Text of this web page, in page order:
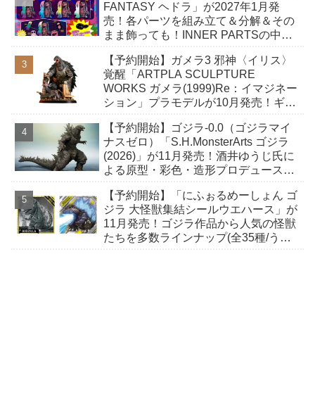
FANTASY ヘドラ」が2027年1月発
売！各パーツを組み立て＆分解＆その
まま飾っても！INNER PARTSの中に
【予約開始】ガメラ3 邪神〈イリス〉
覚醒「ARTPLA SCULPTURE
WORKS ガメラ(1999)Re：イマジネー
ション」プラモデルが10月発売！ギャ
緊迫の瞬間！
【予約開始】ゴジラ-0.0（ゴジラマイ
ナスゼロ）「S.H.MonsterArts ゴジラ
(2026)」が11月発売！酒井ゆうじ氏に
よる原型・彩色・造形プロデュースに
【予約開始】「にふぉるめーしょん ゴ
ジラ 大怪獣集結シールウエハース」が
11月発売！ゴジラ作品から人気の怪獣
たちを多数ラインナップ(全35種/うち